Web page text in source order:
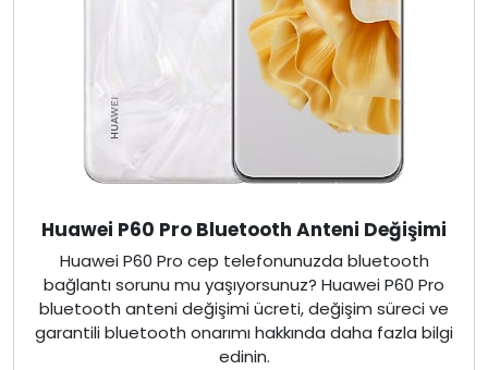
Huawei P60 Pro Bluetooth Anteni Değişimi
Huawei P60 Pro cep telefonunuzda bluetooth
bağlantı sorunu mu yaşıyorsunuz? Huawei P60 Pro
bluetooth anteni değişimi ücreti, değişim süreci ve
garantili bluetooth onarımı hakkında daha fazla bilgi
edinin.